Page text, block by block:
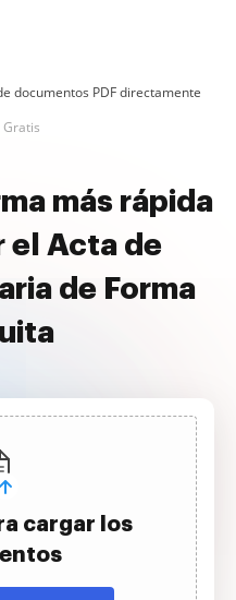
documentos PDF directamente
más rápida
el Acta de
de Forma
cargar los